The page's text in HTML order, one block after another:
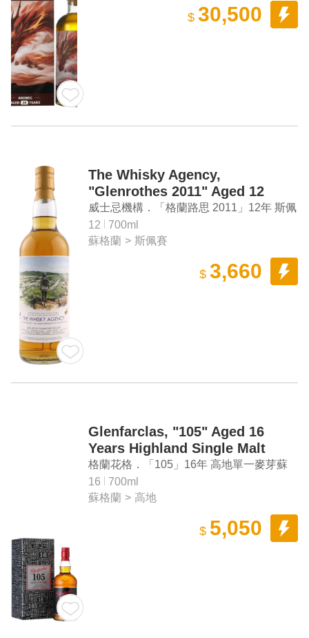
$ 30,500
The Whisky Agency,
"Glenrothes 2011" Aged 12
Years Speyside Single Malt
Scotch Whisky
威士忌機構．「格蘭路思 2011」12年 斯佩
賽單一麥芽蘇格蘭威士忌
12
700ml
蘇格蘭 > 斯佩賽
$ 3,660
Glenfarclas, "105" Aged 16
Years Highland Single Malt
Scotch Whisky (Wooden Box)
格蘭花格．「105」16年 高地單一麥芽蘇
格蘭威士忌原酒（木盒）
16
700ml
蘇格蘭 > 高地
$ 5,050